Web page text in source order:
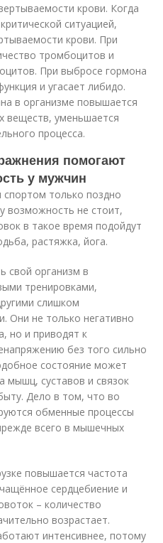
крови. Когда
ситуацией,
крови. При
тромбоцитов и
При выбросе гормона
и угасает либидо.
в организме повышается
веществ, уменьшается
процесса.
помогают
у мужчин
спортом только поздно
возможность не стоит,
в такое время подойдут
растяжка, йога.
свой организм в
тренировками,
слишком
Они не только негативно
но и приводят к
без того сильно
состояние может
мышц, суставов и связок
Дело в том, что во
обменные процессы
всего в мышечных
повышается частота
сердцебиение и
– количество
возрастает.
интенсивнее, потому